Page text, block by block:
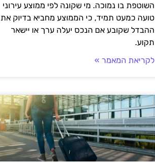
השוטפת בו נמוכה. מי שקונה לפי ממוצע עירוני
טועה כמעט תמיד, כי הממוצע מחביא בדיוק את
ההבדל שקובע אם הנכס יעלה ערך או יישאר
תקוע.
לקריאת המאמר »